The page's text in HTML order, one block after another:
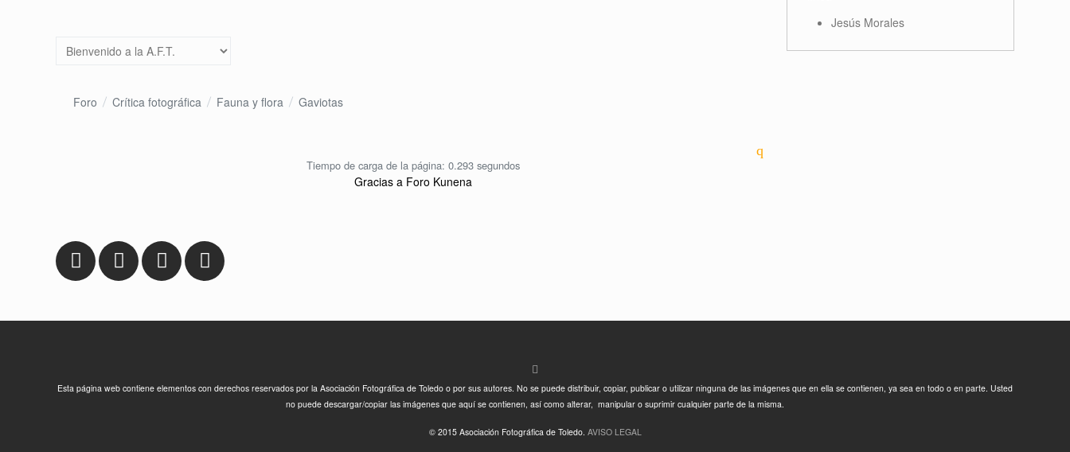
Foro Crítica fotográfica Fauna y flora Gaviotas
Tiempo de carga de la página: 0.293 segundos
Gracias a Foro Kunena
Un rincón privilegiado en el casco
acoge este emblemático hotel de 3